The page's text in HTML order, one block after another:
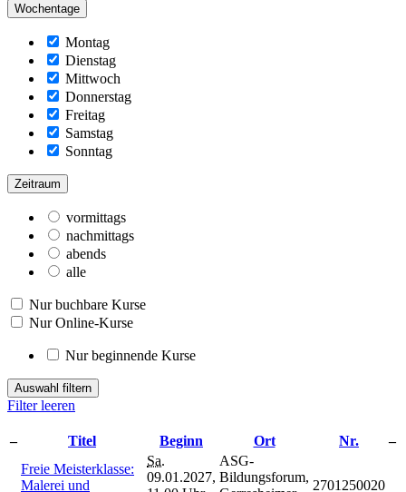
Wochentage
Montag
Dienstag
Mittwoch
Donnerstag
Freitag
Samstag
Sonntag
Zeitraum
vormittags
nachmittags
abends
alle
Nur buchbare Kurse
Nur Online-Kurse
Nur beginnende Kurse
Auswahl filtern
Filter leeren
– Titel Beginn Ort Nr.
–
Freie Meisterklasse:
Malerei und
Sa.
09.01.2027,
ASG-
Bildungsforum,
2701250020